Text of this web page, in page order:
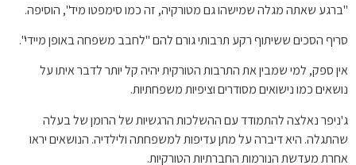
"ברגע שאתה מגלה שמישהו גם מטורקיה, זה כמו סימפטו מיד", הוסיפה.
סריף הסכים ששיתוף רקע תרבותי גורם להם "לחבב משפחה באופן מיידי".
אין ספק, למי שמבין את התרבות הטורקית יהיה קל יותר לדבר איתו על
נושאים כמו נישואים מסודרים וציפיות משפחתיות.
ג'ניפר נאלצה להתמודד עם ההשלכות הרגשיות של הרומן של בעלה
שהתגלה. היא דיברה על מתן עדיפות למשפחתה ולילדיה. הנושאים יראו
אחרת מעדשת הנורמות החברתיות הטורקיות.